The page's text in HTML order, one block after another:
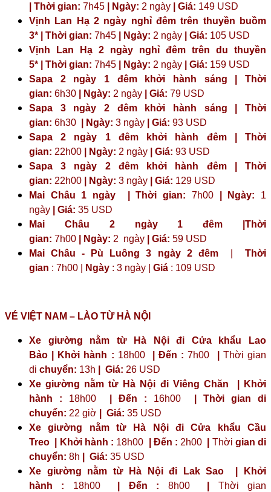
| Thời gian: 7h45 | Ngày: 2 ngày | Giá: 149 USD
Vịnh Lan Hạ 2 ngày nghỉ đêm trên thuyền buồm
3* | Thời gian: 7h45 | Ngày: 2 ngày | Giá: 105 USD
Vịnh Lan Hạ 2 ngày nghỉ đêm trên du thuyền
5* | Thời gian: 7h45 | Ngày: 2 ngày | Giá: 159 USD
Sapa 2 ngày 1 đêm khởi hành sáng | Thời
gian: 6h30 | Ngày: 2 ngày | Giá: 79 USD
Sapa 3 ngày 2 đêm khởi hành sáng | Thời
gian: 6h30 | Ngày: 3 ngày | Giá: 93 USD
Sapa 2 ngày 1 đêm khởi hành đêm | Thời
gian: 22h00 | Ngày: 2 ngày | Giá: 93 USD
Sapa 3 ngày 2 đêm khởi hành đêm | Thời
gian: 22h00 | Ngày: 3 ngày | Giá: 129 USD
Mai Châu 1 ngày | Thời gian: 7h00 | Ngày: 1
ngày
| Giá: 35 USD
Mai Châu 2 ngày 1 đêm |Thời
gian: 7h00 | Ngày: 2 ngày Giá: 59 USD
Mai Châu - Pù Luông 3 ngày 2 đêm
Thời
gian : 7h00 | Ngày : 3 ngày | Giá : 109 USD
VÉ VIỆT NAM – LÀO TỪ HÀ NỘI
Xe giường nằm từ Hà Nội đi Cửa khẩu Lao
Bảo | Khởi hành : 18h00| Đến : 7h00
Thời gian
di chuyển: 13h Giá: 26 USD
Xe giường nằm từ Hà Nội đi Viêng Chăn | Khởi
hành : 18h00 | Đến : 16h00 | Thời gian di
chuyển: 22 giờ | Giá: 35 USD
Xe giường nằm từ Hà Nội đi Cửa khẩu Cầu
Treo | Khởi hành : 18h00 | Đến : 2h00 Thời gian di
chuyển: 8h Giá: 35 USD
Xe giường nằm từ Hà Nội đi Lak Sao | Khởi
hành : 18h00| Đến : 8h00| Thời gian